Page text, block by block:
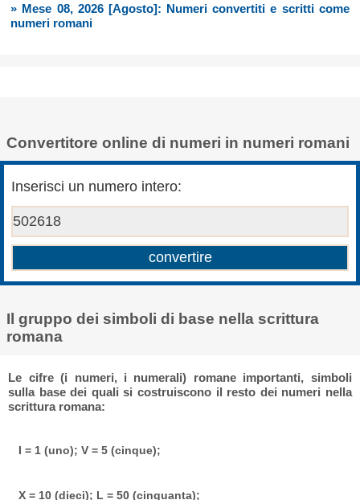
» Mese 08, 2026 [Agosto]: Numeri convertiti e scritti come
numeri romani
Convertitore online di numeri in numeri romani
Inserisci un numero intero:
Il gruppo dei simboli di base nella scrittura
romana
Le cifre (i numeri, i numerali) romane importanti, simboli
sulla base dei quali si costruiscono il resto dei numeri nella
scrittura romana:
I = 1 (uno); V = 5 (cinque);
X = 10 (dieci); L = 50 (cinquanta);